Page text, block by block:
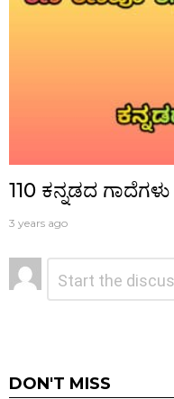
110 ಕನ್ನಡದ ಗಾದೆಗಳು
3 years ago
ನಿಮ್ಮದೊಂದು
ಉತ್ತರ
DON'T MISS